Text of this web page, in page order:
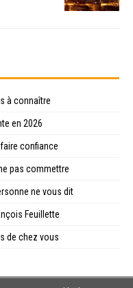
à connaître
en 2026
confiance
pas commettre
ne vous dit
Feuillette
de chez vous